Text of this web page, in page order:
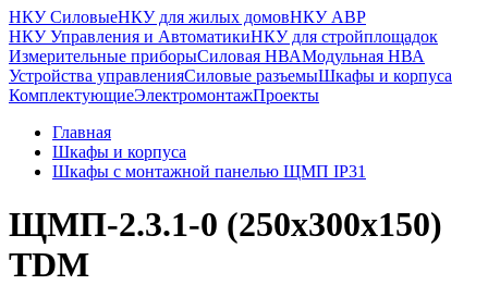
НКУ СиловыеНКУ для жилых домовНКУ АВР
НКУ Управления и АвтоматикиНКУ для стройплощадок
Измерительные приборыСиловая НВАМодульная НВА
Устройства управленияСиловые разъемыШкафы и корпуса
КомплектующиеЭлектромонтажПроекты
Главная
Шкафы и корпуса
Шкафы с монтажной панелью ЩМП IP31
ЩМП-2.3.1-0 (250х300х150)
TDM